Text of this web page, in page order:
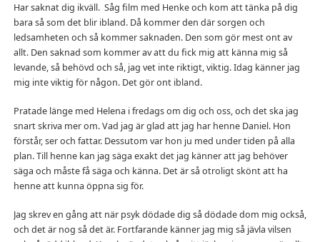
Har saknat dig ikväll. Såg film med Henke och kom att tänka på dig
bara så som det blir ibland. Då kommer den där sorgen och
ledsamheten och så kommer saknaden. Den som gör mest ont av
allt. Den saknad som kommer av att du fick mig att känna mig så
levande, så behövd och så, jag vet inte riktigt, viktig. Idag känner jag
mig inte viktig för någon. Det gör ont ibland.
Pratade länge med Helena i fredags om dig och oss, och det ska jag
snart skriva mer om. Vad jag är glad att jag har henne Daniel. Hon
förstår, ser och fattar. Dessutom var hon ju med under tiden på alla
plan. Till henne kan jag säga exakt det jag känner att jag behöver
säga och måste få säga och känna. Det är så otroligt skönt att ha
henne att kunna öppna sig för.
Jag skrev en gång att när psyk dödade dig så dödade dom mig också,
och det är nog så det är. Fortfarande känner jag mig så jävla vilsen